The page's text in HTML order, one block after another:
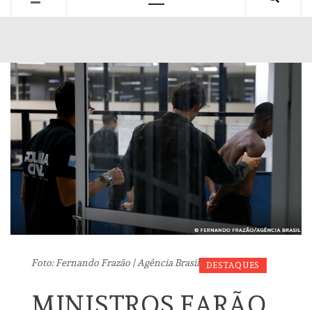
Foto: Fernando Frazão | Agência Brasil DESTAQUES